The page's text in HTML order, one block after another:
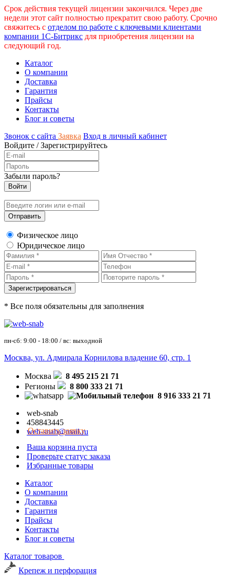
Срок действия текущей лицензии закончился. Через две
недели этот сайт полностью прекратит свою работу. Срочно
свяжитесь с отделом по работе с ключевыми клиентами
компании 1С-Битрикс для приобретения лицензии на
следующий год.
Каталог
О компании
Доставка
Гарантия
Прайсы
Контакты
Блог и советы
Звонок с сайта Заявка Вход в личный кабинет
Войдите /Зарегистрируйтесь
Забыли пароль?
Физическое лицо
Юридическое лицо
* Все поля обязательны для заполнения
пн-сб: 9:00 - 18:00 / вс: выходной
Москва, ул. Адмирала Корнилова владение 60, стр. 1
Москва
8 495 215 21 71
Регионы
8 800 333 21 71
8 916 333 21 71
web-snab
458843445
web-snab@mail.ru
Оставить заявку
Ваша корзина пуста
Проверьте статус заказа
Избранные товары
Каталог
О компании
Доставка
Гарантия
Прайсы
Контакты
Блог и советы
Каталог товаров
Крепеж и перфорация